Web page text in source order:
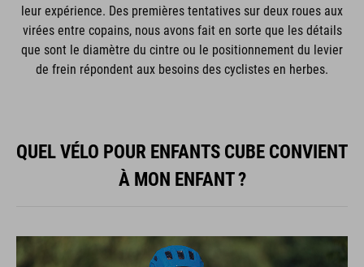
leur expérience. Des premières tentatives sur deux roues aux
virées entre copains, nous avons fait en sorte que les détails
que sont le diamètre du cintre ou le positionnement du levier
de frein répondent aux besoins des cyclistes en herbes.
QUEL VÉLO POUR ENFANTS CUBE CONVIENT
À MON ENFANT ?